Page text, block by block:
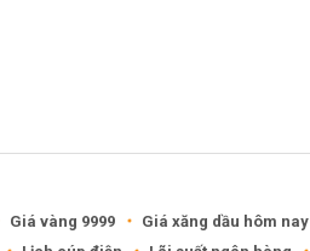
Giá vàng 9999 Giá xăng dầu hôm nay